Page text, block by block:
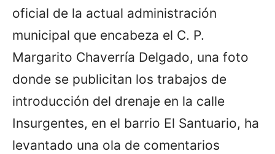
oficial de la actual administración
municipal que encabeza el C. P.
Margarito Chaverría Delgado, una foto
donde se publicitan los trabajos de
introducción del drenaje en la calle
Insurgentes, en el barrio El Santuario, ha
levantado una ola de comentarios